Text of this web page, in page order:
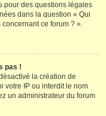
pour des questions légales
dans la question « Qui
ce forum ? ».
pas !
la création de
votre IP ou interdit le nom
un administrateur du forum